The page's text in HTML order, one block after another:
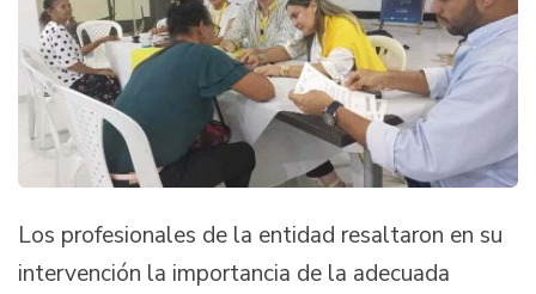
Los profesionales de la entidad resaltaron en su
intervención la importancia de la adecuada